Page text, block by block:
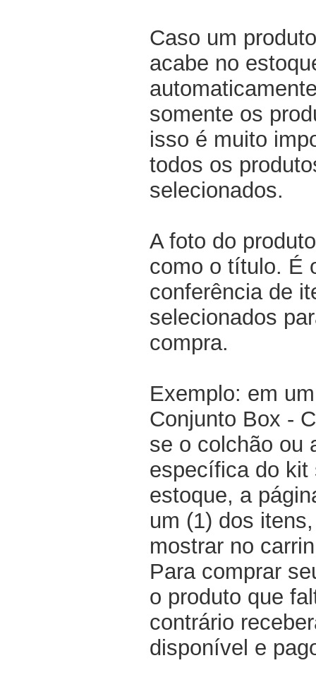
Caso um
acabe no
somente os
isso é muito
todos os
selecionados.
A foto do
como o título. É
conferência de
selecionados
compra.
Exemplo: em
Conjunto Box -
se o colchão ou
específica do kit
estoque, a
um (1) dos
mostrar no
Para comprar
o produto que
contrário
disponível e